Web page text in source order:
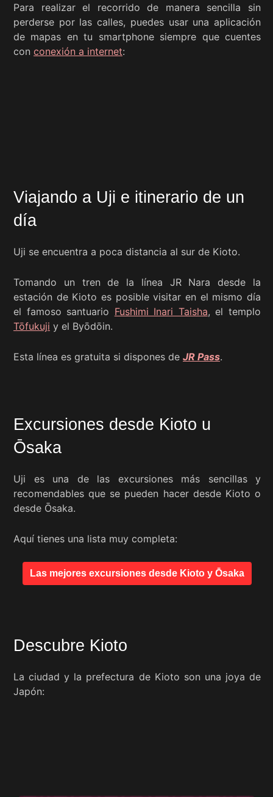
Para realizar el recorrido de manera sencilla sin
perderse por las calles, puedes usar una aplicación
de mapas en tu smartphone siempre que cuentes
con conexión a internet:
Viajando a Uji e itinerario de un
día
Uji se encuentra a poca distancia al sur de Kioto.
Tomando un tren de la línea JR Nara desde la
estación de Kioto es posible visitar en el mismo día
el famoso santuario Fushimi Inari Taisha, el templo
Tōfukuji y el Byōdōin.
Esta línea es gratuita si dispones de JR Pass.
Excursiones desde Kioto u
Ōsaka
Uji es una de las excursiones más sencillas y
recomendables que se pueden hacer desde Kioto o
desde Ōsaka.
Aquí tienes una lista muy completa:
Las mejores excursiones desde Kioto y Ōsaka
Descubre Kioto
La ciudad y la prefectura de Kioto son una joya de
Japón: